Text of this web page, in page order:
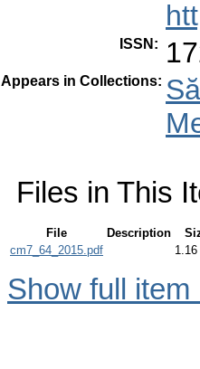
ISSN :
Appears in Collections:
Files in This
File Description
cm7_64_2015.pdf
Show full item